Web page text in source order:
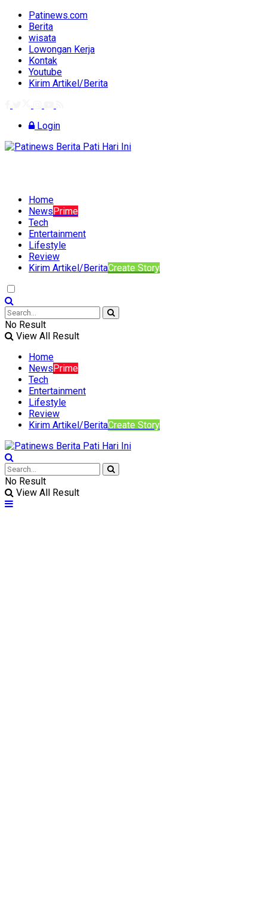
Patinews.com
Berita
wisata
Lowongan Kerja
Kontak
Youtube
Kirim Artikel/Berita
Login
Home
NewsPrime
Tech
Entertainment
Lifestyle
Review
Kirim Artikel/BeritaCreate Story
No Result
View All Result
Home
NewsPrime
Tech
Entertainment
Lifestyle
Review
Kirim Artikel/BeritaCreate Story
No Result
View All Result